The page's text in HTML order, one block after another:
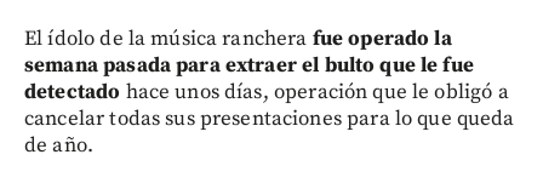
El ídolo de la música ranchera fue operado la
semanapasada para extraer el bulto que le fue
detectado hace unos días, operación que le obligó a
cancelar todas sus presentaciones para lo que queda
de año.